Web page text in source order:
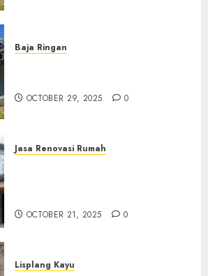
Baja Ringan
OCTOBER 29, 2025 0
Jasa Renovasi Rumah
OCTOBER 21, 2025 0
Lisplang Kayu